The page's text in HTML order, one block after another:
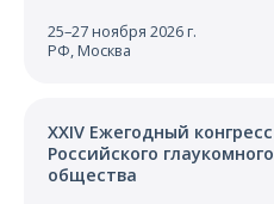
25–27 ноября 2026 г.
РФ, Москва
XXIV Ежегодный конгресс
Российского глаукомного
общества